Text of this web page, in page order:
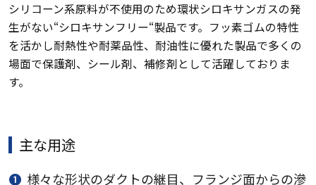
シリコーン系原料が不使用のため環状シロキサンガスの発
生がない“シロキサンフリー“製品です。フッ素ゴムの特性
を活かし耐熱性や耐薬品性、耐油性に優れた製品で多くの
場面で保護剤、シール剤、補修剤として活躍しておりま
す。
主な用途
❶ 様々な形状のダクトの継目、フランジ面からの滲